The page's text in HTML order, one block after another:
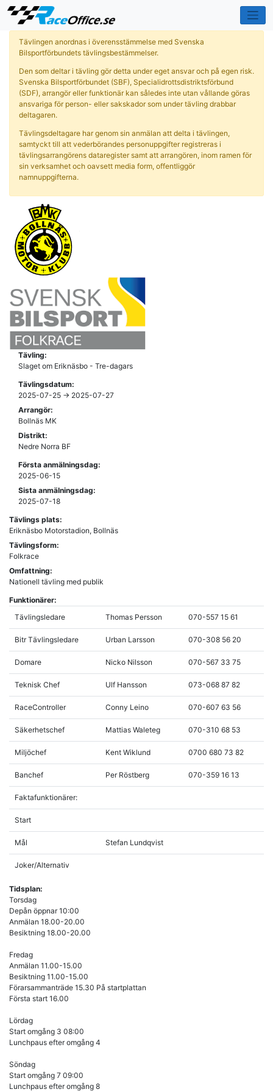
Tävlingen anordnas i överensstämmelse med Svenska
Bilsportförbundets tävlingsbestämmelser.
Den som deltar i tävling gör detta under eget ansvar och på egen risk.
Svenska Bilsportförbundet (SBF), Specialidrottsdistriktsförbund
(SDF), arrangör eller funktionär kan således inte utan vållande göras
ansvariga för person- eller sakskador som under tävling drabbar
deltagaren.
Tävlingsdeltagare har genom sin anmälan att delta i tävlingen,
samtyckt till att vederbörandes personuppgifter registreras i
tävlingsarrangörens dataregister samt att arrangören, inom ramen för
sin verksamhet och oavsett media form, offentliggör
namnuppgifterna.
Tävling:
Slaget om Eriknäsbo - Tre-dagars
Tävlingsdatum:
2025-07-25 -> 2025-07-27
Arrangör:
Bollnäs MK
Distrikt:
Nedre Norra BF
Första anmälningsdag:
2025-06-15
Sista anmälningsdag:
2025-07-18
Tävlings plats:
Eriknäsbo Motorstadion, Bollnäs
Tävlingsform:
Folkrace
Omfattning:
Nationell tävling med publik
Funktionärer:
Tävlingsledare
Thomas Persson 070-557 15 61
Bitr Tävlingsledare Urban Larsson 070-308 56 20
Domare Nicko Nilsson 070-567 33 75
Teknisk Chef Ulf Hansson 073-068 87 82
RaceController Conny Leino 070-607 63 56
Säkerhetschef Mattias Waleteg 070-310 68 53
Miljöchef Kent Wiklund 0700 680 73 82
Banchef Per Röstberg 070-359 16 13
Faktafunktionärer:
Start
Mål Stefan Lundqvist
Joker/Alternativ
Tidsplan:
Torsdag
Depån öppnar 10:00
Anmälan 18.00-20.00
Besiktning 18.00-20.00
Fredag
Anmälan 11.00-15.00
Besiktning 11.00-15.00
Förarsammanträde 15.30 På startplattan
Första start 16.00
Lördag
Start omgång 3 08:00
Lunchpaus efter omgång 4
Söndag
Start omgång 7 09:00
Lunchpaus efter omgång 8